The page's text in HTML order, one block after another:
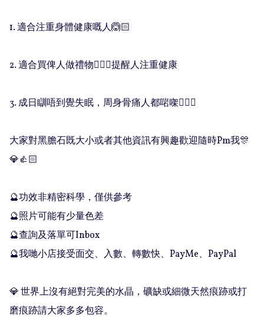
1. 適合注重身體健康嘅人🙆🏻
2. 適合買俾人做禮物🧚🏻‍♀️提醒人注重健康
3. 成日瞓唔到覺失眠，周身骨痛人都啱㗎👍🏻🧲
大家對黑膽石既大小或者其他資訊有興趣歡迎隨時Pm我🎊
💎👍🏻
🔮功效非精密科學，僅供參考
🔮照片可能有少量色差
🔮查詢及落單可Inbox
🔮我哋小店接受面交、入數、轉數快、PayMe、PayPal
💎 世界上沒有絕對完美的水晶，礦缺或細微天然痕跡或打
磨痕跡請大家多多包容。